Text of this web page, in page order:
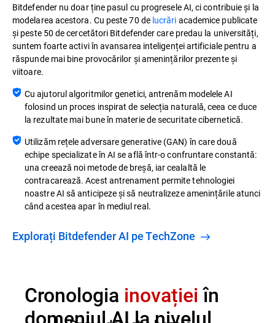
Bitdefender nu doar ține pasul cu progresele AI, ci contribuie și la
modelarea acestora. Cu peste 70 de lucrări academice publicate
și peste 50 de cercetători Bitdefender care predau la universități,
suntem foarte activi în avansarea inteligenței artificiale pentru a
răspunde mai bine provocărilor și amenințărilor prezente și
viitoare.
Cu ajutorul algoritmilor genetici, antrenăm modelele AI
folosind un proces inspirat de selecția naturală, ceea ce duce
la rezultate mai bune în materie de securitate cibernetică.
Utilizăm rețele adversare generative (GAN) în care două
echipe specializate în AI se află într-o confruntare constantă:
una creează noi metode de breșă, iar cealaltă le
contracarează. Acest antrenament permite tehnologiei
noastre AI să anticipeze și să neutralizeze amenințările atunci
când acestea apar în mediul real.
Explorați Bitdefender AI pe TechZone
Cronologia inovațieiîn
domeniul AI la nivelul